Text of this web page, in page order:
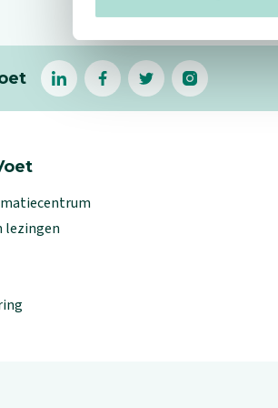
linkedin (Let op uitgaande link)
facebook(Let op uitgaande
twitter(Let op
instagram
lezingen